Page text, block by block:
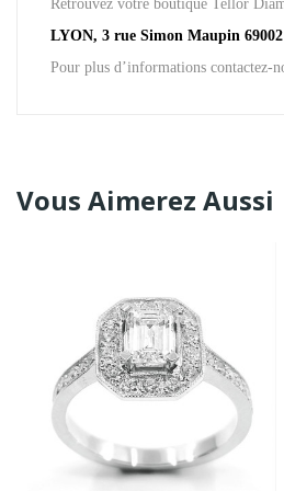
Retrouvez votre boutique Tellor
LYON, 3 rue Simon Maupin 69002
Pour plus d’informations contactez-
Vous Aimerez Aussi